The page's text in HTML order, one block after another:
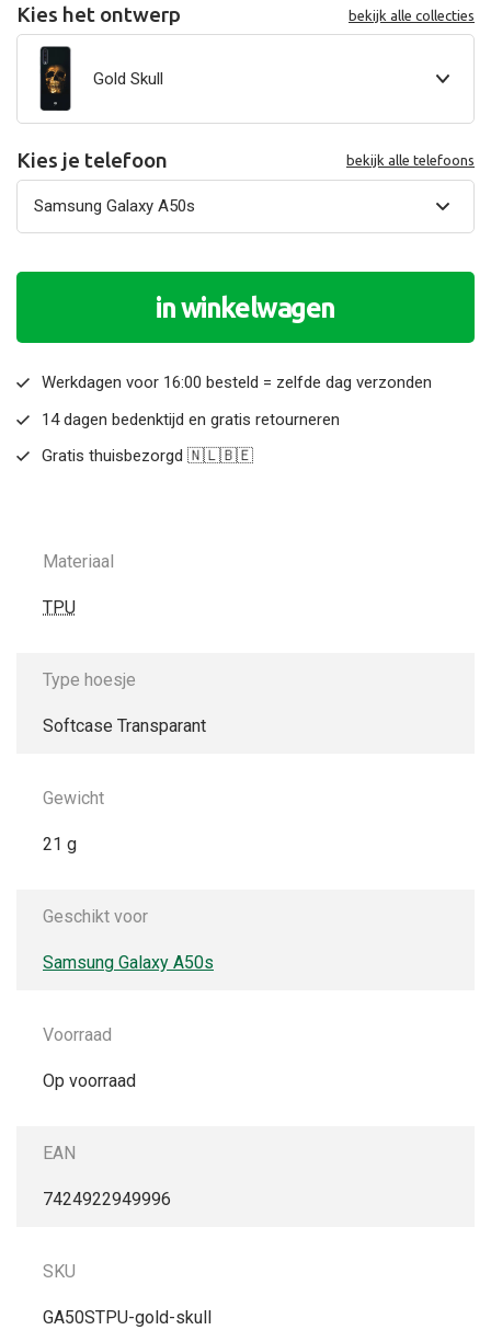
Kies het ontwerp bekijk alle collecties
Gold Skull
Kies je telefoon bekijk alle telefoons
in winkelwagen
Werkdagen voor 16:00 besteld = zelfde dag verzonden
14 dagen bedenktijd en gratis retourneren
Gratis thuisbezorgd 🇳🇱🇧🇪
Materiaal
TPU
Type hoesje
Softcase Transparant
Gewicht
21 g
Geschikt voor
Samsung Galaxy A50s
Voorraad
Op voorraad
EAN
7424922949996
SKU
GA50STPU-gold-skull